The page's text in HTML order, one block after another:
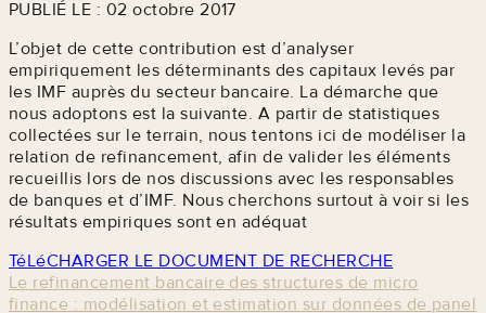
PUBLIÉ LE : 02 octobre 2017
L’objet de cette contribution est d’analyser
empiriquement les déterminants des capitaux levés par
les IMF auprès du secteur bancaire. La démarche que
nous adoptons est la suivante. A partir de statistiques
collectées sur le terrain, nous tentons ici de modéliser la
relation de refinancement, afin de valider les éléments
recueillis lors de nos discussions avec les responsables
de banques et d’IMF. Nous cherchons surtout à voir si les
résultats empiriques sont en adéquat
TéLéCHARGER LE DOCUMENT DE RECHERCHE
Le refinancement bancaire des structures de micro
finance : modélisation et estimation sur données de panel